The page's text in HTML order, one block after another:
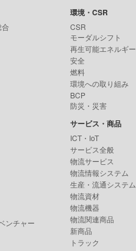
ンチャー
環境・CSR
CSR
モーダルシフト
再生可能エネルギー
安全
燃料
環境への取り組み
BCP
防災・災害
サービス・商品
ICT・IoT
サービス全般
物流サービス
物流情報システム
生産・流通システム
物流資材
物流機器
物流関連商品
新商品
トラック